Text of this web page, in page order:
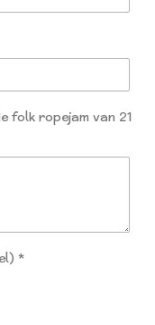
folk ropejam van 21
*